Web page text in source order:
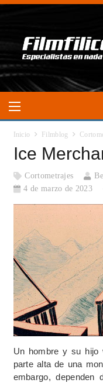
Inicio Filmblog
Ice
Cortometrajes
4 de marzo de 2023
Un hombre y su hijo
parte alta de una
embargo, dependen